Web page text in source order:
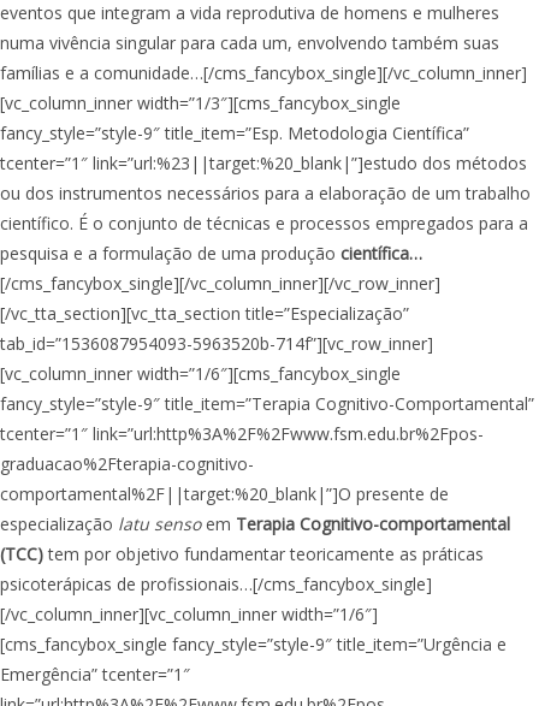
eventos que integram a vida reprodutiva de homens e mulheres
numa vivência singular para cada um, envolvendo também suas
famílias e a comunidade…[/cms_fancybox_single][/vc_column_inner]
[vc_column_inner width=”1/3″][cms_fancybox_single
fancy_style=”style-9″ title_item=”Esp. Metodologia Científica”
tcenter=”1″ link=”url:%23||target:%20_blank|”]estudo dos métodos
ou dos instrumentos necessários para a elaboração de um trabalho
científico. É o conjunto de técnicas e processos empregados para a
pesquisa e a formulação de uma produção científica…
[/cms_fancybox_single][/vc_column_inner][/vc_row_inner]
[/vc_tta_section][vc_tta_section title=”Especialização”
tab_id=”1536087954093-5963520b-714f”][vc_row_inner]
[vc_column_inner width=”1/6″][cms_fancybox_single
fancy_style=”style-9″ title_item=”Terapia Cognitivo-Comportamental”
tcenter=”1″ link=”url:http%3A%2F%2Fwww.fsm.edu.br%2Fpos-
graduacao%2Fterapia-cognitivo-
comportamental%2F||target:%20_blank|”]O presente de
especialização latu sensoem Terapia Cognitivo-comportamental
(TCC)tem por objetivo fundamentar teoricamente as práticas
psicoterápicas de profissionais…[/cms_fancybox_single]
[/vc_column_inner][vc_column_inner width=”1/6″]
[cms_fancybox_single fancy_style=”style-9″ title_item=”Urgência e
Emergência” tcenter=”1″